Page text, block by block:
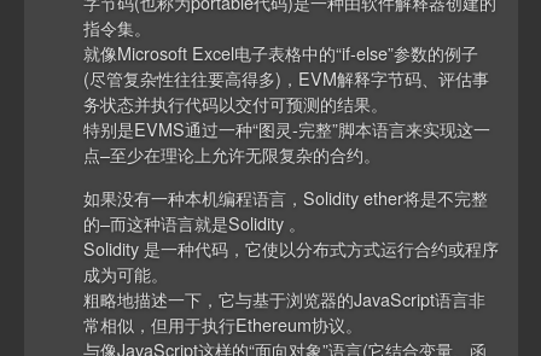
指令集。
就像Microsoft Excel电子表格中的“if-else”参数的例子
(尽管复杂性往往要高得多)，EVM解释字节码、评估事
务状态并执行代码以交付可预测的结果。
特别是EVMS通过一种“图灵-完整”脚本语言来实现这一
点–至少在理论上允许无限复杂的合约。
如果没有一种本机编程语言，Solidity ether将是不完整
的–而这种语言就是Solidity 。
Solidity 是一种代码，它使以分布式方式运行合约或程序
成为可能。
粗略地描述一下，它与基于浏览器的JavaScript语言非
常相似，但用于执行Ethereum协议。
与像JavaScript这样的“面向对象”语言(它结合变量、函